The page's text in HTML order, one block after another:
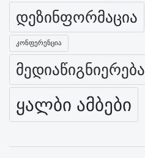
დეზინფორმაცია
კონფერენცია
მედიაწიგნიერება
ყალბი ამბები